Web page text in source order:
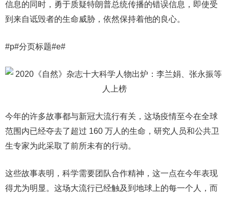
信息的同时，勇于质疑特朗普总统传播的错误信息，即使受
到来自诋毁者的生命威胁，依然保持着他的良心。
#p#分页标题#e#
今年的许多故事都与新冠大流行有关，这场疫情至今在全球
范围内已经夺去了超过 160 万人的生命，研究人员和公共卫
生专家为此采取了前所未有的行动。
这些故事表明，科学需要团队合作精神，这一点在今年表现
得尤为明显。这场大流行已经触及到地球上的每一个人，而